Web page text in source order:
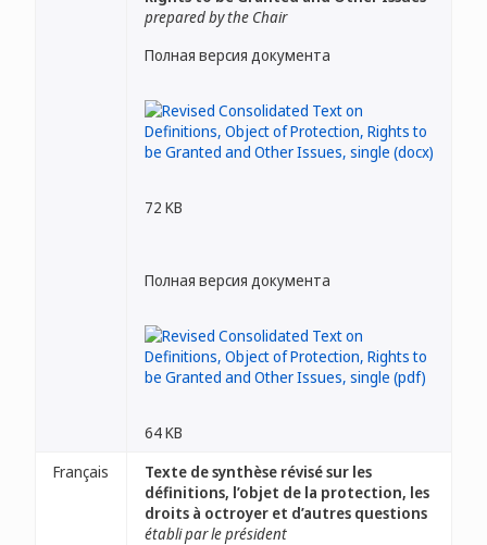
prepared by the Chair
Полная версия документа
72 KB
Полная версия документа
64 KB
Français
Texte de synthèse révisé sur les
définitions, l’objet de la protection, les
droits à octroyer et d’autres questions
établi par le président